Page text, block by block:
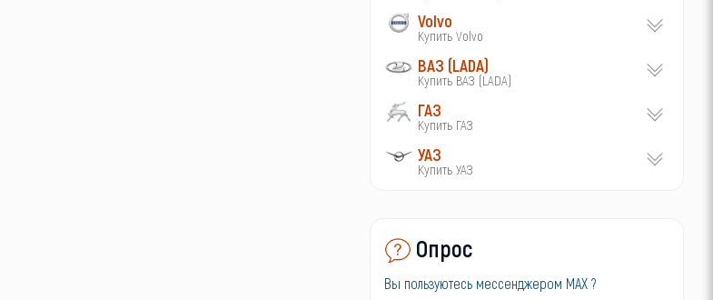
Volvo
Купить Volvo
ВАЗ (LADA)
Купить ВАЗ (LADA)
ГАЗ
Купить ГАЗ
УАЗ
Купить УАЗ
Опрос
Вы пользуютесь мессенджером MAX ?